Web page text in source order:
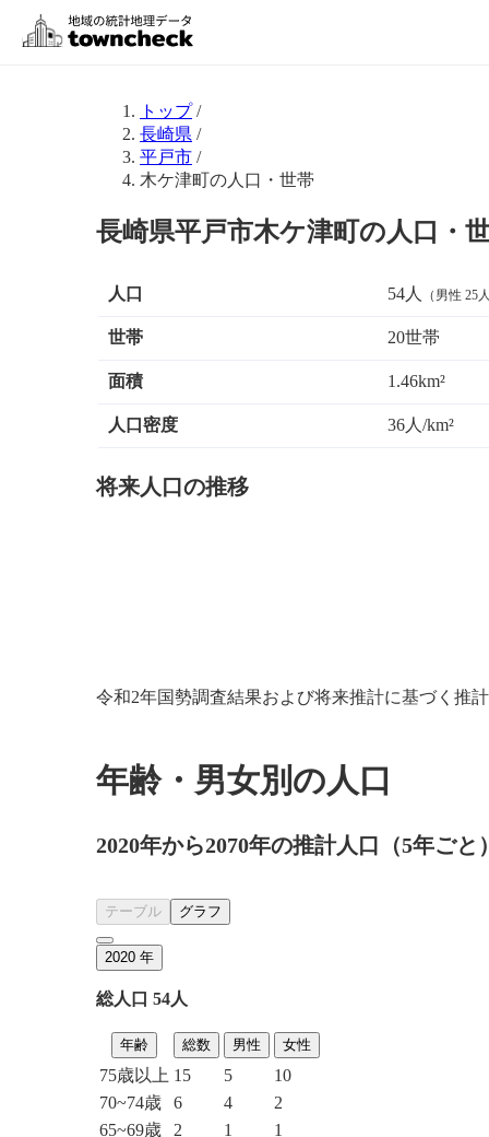
トップ/
長崎県 /
平戸市 /
木ケ津町の人口・世帯
長崎県平戸市木ケ津町の人口・
人口 54人 （男性 25
世帯 20世帯
面積 1.46km²
人口密度 36人/km²
将来人口の推移
令和2年国勢調査結果および将来推計に基づく推
年齢・男女別の人口
2020年から2070年の推計人口（5年ごと
テーブル グラフ
2020 年
総人口 54人
年齢 総数 男性 女性
75歳以上 15 5
10
70~74歳
6 4
2
65~69歳
2 1
1